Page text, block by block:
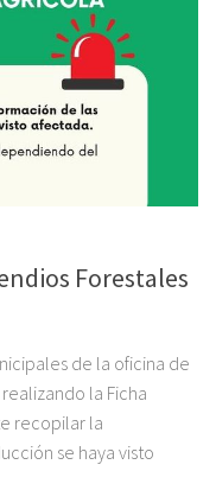
Forestales
de la oficina de
realizando la Ficha
recopilar la
se haya visto